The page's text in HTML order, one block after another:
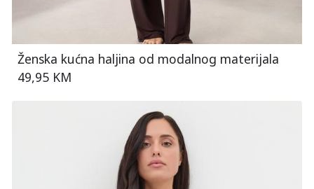
Ženska kućna haljina od modalnog materijala
49,95 KM